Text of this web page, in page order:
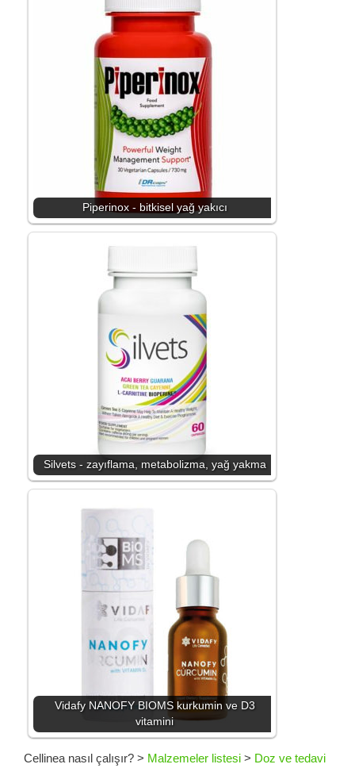
Piperinox - bitkisel yağ yakıcı
Silvets - zayıflama, metabolizma, yağ yakma
Vidafy NANOFY BIOMS kurkumin ve D3
vitamini
Cellinea nasıl çalışır? > Malzemeler listesi > Doz ve tedavi